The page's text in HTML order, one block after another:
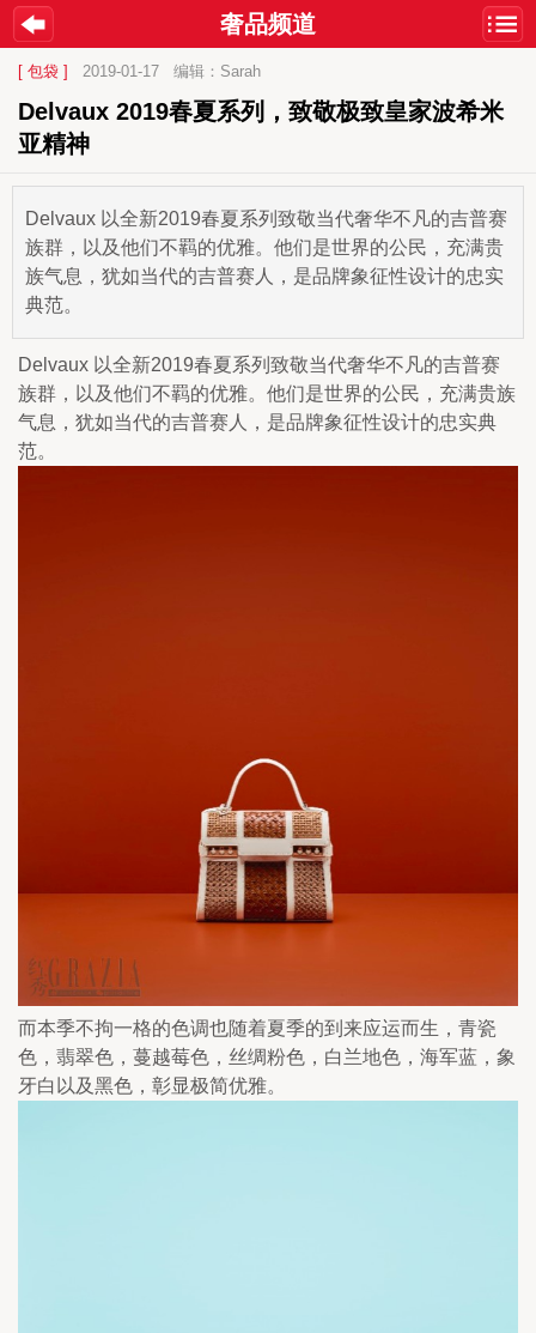
奢品频道
[ 包袋 ] 2019-01-17 编辑：Sarah
Delvaux 2019春夏系列，致敬极致皇家波希米
亚精神
Delvaux 以全新2019春夏系列致敬当代奢华不凡的吉普赛
族群，以及他们不羁的优雅。他们是世界的公民，充满贵
族气息，犹如当代的吉普赛人，是品牌象征性设计的忠实
典范。
Delvaux 以全新2019春夏系列致敬当代奢华不凡的吉普赛
族群，以及他们不羁的优雅。他们是世界的公民，充满贵族
气息，犹如当代的吉普赛人，是品牌象征性设计的忠实典
范。
而本季不拘一格的色调也随着夏季的到来应运而生，青瓷
色，翡翠色，蔓越莓色，丝绸粉色，白兰地色，海军蓝，象
牙白以及黑色，彰显极简优雅。